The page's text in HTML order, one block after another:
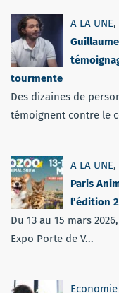
A LA UNE,
tourmente
Des dizaines de
témoignent contre le
A LA UNE,
Paris
l’édition
Du 13 au 15 mars
Expo Porte de V...
Economie